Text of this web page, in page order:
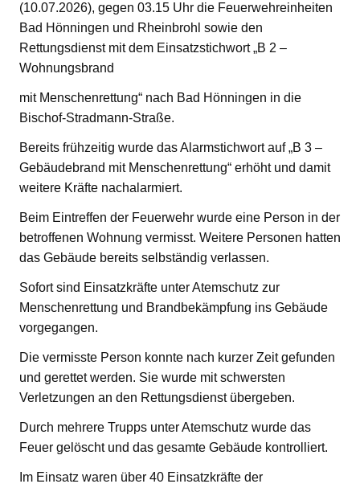
(10.07.2026), gegen 03.15 Uhr die Feuerwehreinheiten
Bad Hönningen und Rheinbrohl sowie den
Rettungsdienst mit dem Einsatzstichwort „B 2 –
Wohnungsbrand
mit Menschenrettung“ nach Bad Hönningen in die
Bischof-Stradmann-Straße.
Bereits frühzeitig wurde das Alarmstichwort auf „B 3 –
Gebäudebrand mit Menschenrettung“ erhöht und damit
weitere Kräfte nachalarmiert.
Beim Eintreffen der Feuerwehr wurde eine Person in der
betroffenen Wohnung vermisst. Weitere Personen hatten
das Gebäude bereits selbständig verlassen.
Sofort sind Einsatzkräfte unter Atemschutz zur
Menschenrettung und Brandbekämpfung ins Gebäude
vorgegangen.
Die vermisste Person konnte nach kurzer Zeit gefunden
und gerettet werden. Sie wurde mit schwersten
Verletzungen an den Rettungsdienst übergeben.
Durch mehrere Trupps unter Atemschutz wurde das
Feuer gelöscht und das gesamte Gebäude kontrolliert.
Im Einsatz waren über 40 Einsatzkräfte der